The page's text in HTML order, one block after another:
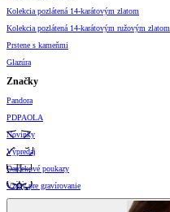
Kolekcia pozlátená 14-karátovým zlatom
Kolekcia pozlátená 14-karátovým ružovým zlatom
Prstene s kameňmi
Glazúra
Značky
Pandora
PDPAOLA
Novinky
Výpredaj
Darčekové poukazy
Vzory pre gravírovanie